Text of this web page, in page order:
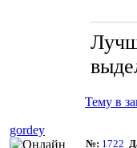
Тему в
gordey
№: 1722